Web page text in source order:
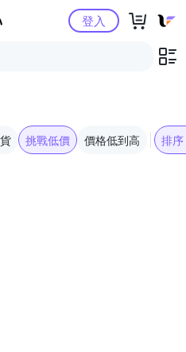
Yahoo購物中心登入
挑戰低價 價格低到高 排序